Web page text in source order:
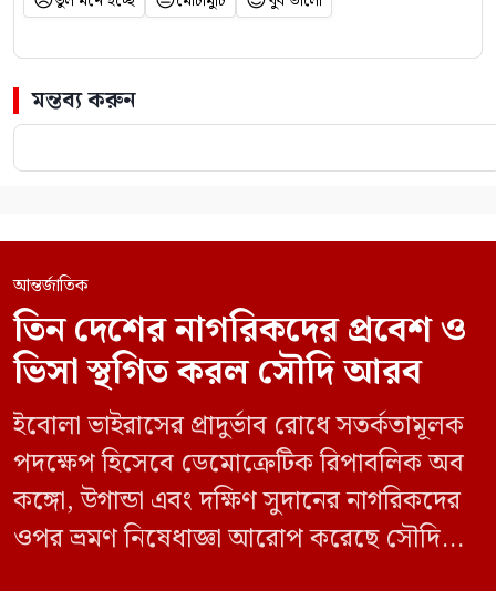
মন্তব্য করুন
আন্তর্জাতিক
তিন দেশের নাগরিকদের প্রবেশ ও
ভিসা স্থগিত করল সৌদি আরব
ইবোলা ভাইরাসের প্রাদুর্ভাব রোধে সতর্কতামূলক
পদক্ষেপ হিসেবে ডেমোক্রেটিক রিপাবলিক অব
কঙ্গো, উগান্ডা এবং দক্ষিণ সুদানের নাগরিকদের
ওপর ভ্রমণ নিষেধাজ্ঞা আরোপ করেছে সৌদি